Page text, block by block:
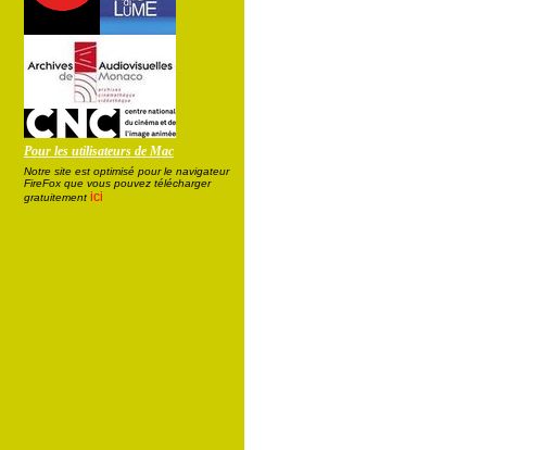
Pour les utilisateurs de Mac
Notre site est optimisé pour le navigateur
FireFox que vous pouvez télécharger
gratuitement ici